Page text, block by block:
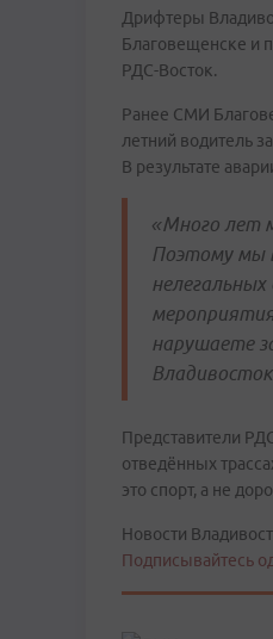
Дрифтеры
Благовещенске и
РДС-Восток.
Ранее СМИ
летний водитель
В результате
«Много лет
Поэтому мы
нарушаете
Представители
отведённых
это спорт, а не
Новости
Подписывайтесь